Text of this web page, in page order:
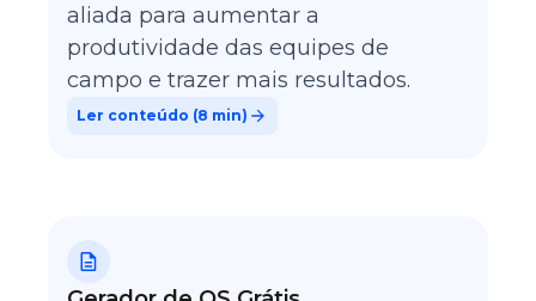
aliada para aumentar a
produtividade das equipes de
campo e trazer mais resultados.
Ler conteúdo (8 min)